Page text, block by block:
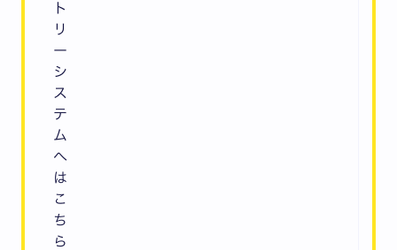
ト
リ
ー
シ
ス
テ
ム
へ
は
こ
ち
ら